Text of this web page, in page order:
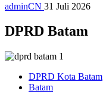
adminCN 31 Juli 2026
DPRD Batam
DPRD Kota Batam
Batam